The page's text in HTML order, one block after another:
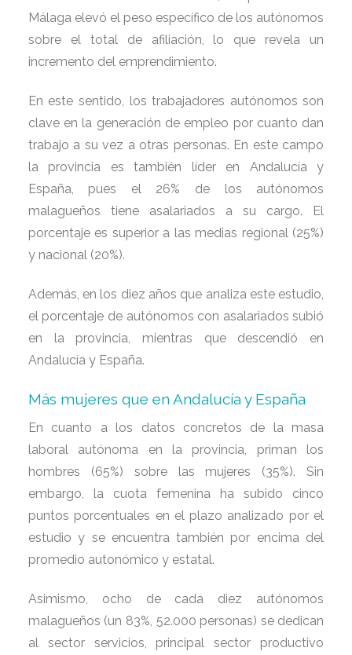
Málaga elevó el peso específico de los autónomos
sobre el total de afiliación, lo que revela un
incremento del emprendimiento.
En este sentido, los trabajadores autónomos son
clave en la generación de empleo por cuanto dan
trabajo a su vez a otras personas. En este campo
la provincia es también líder en Andalucía y
España, pues el 26% de los autónomos
malagueños tiene asalariados a su cargo. El
porcentaje es superior a las medias regional (25%)
y nacional (20%).
Además, en los diez años que analiza este estudio,
el porcentaje de autónomos con asalariados subió
en la provincia, mientras que descendió en
Andalucía y España.
Más mujeres que en Andalucía y España
En cuanto a los datos concretos de la masa
laboral autónoma en la provincia, priman los
hombres (65%) sobre las mujeres (35%). Sin
embargo, la cuota femenina ha subido cinco
puntos porcentuales en el plazo analizado por el
estudio y se encuentra también por encima del
promedio autonómico y estatal.
Asimismo, ocho de cada diez autónomos
malagueños (un 83%, 52.000 personas) se dedican
al sector servicios, principal sector productivo